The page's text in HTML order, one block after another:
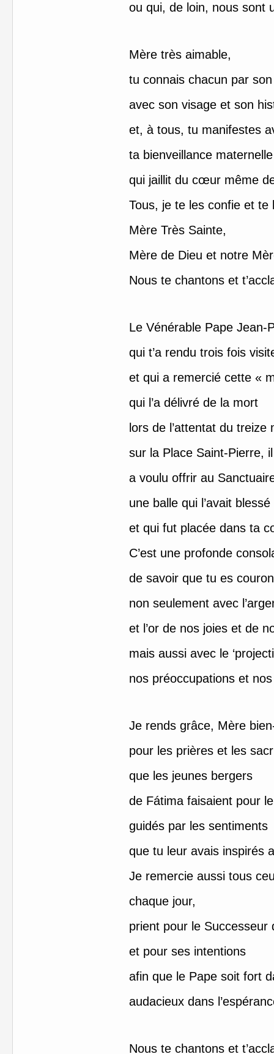
ou qui, de loin, nous sont
Mère très aimable,
tu connais chacun par
avec son visage et son
et, à tous, tu manifestes
ta bienveillance maternelle
qui jaillit du cœur même
Tous, je te les confie et te
Mère Très Sainte,
Mère de Dieu et notre
Nous te chantons et
Le Vénérable Pape Jean-
qui t’a rendu trois fois
et qui a remercié cette «
qui l’a délivré de la mort
lors de l’attentat du treize
sur la Place Saint-Pierre,
a voulu offrir au
une balle qui l’avait
et qui fut placée dans ta
C’est une profonde
de savoir que tu es
non seulement avec
et l’or de nos joies et de
mais aussi avec le
nos préoccupations et
Je rends grâce, Mère
pour les prières et les
que les jeunes bergers
de Fátima faisaient pour
guidés par les sentiments
que tu leur avais inspirés
Je remercie aussi tous
chaque jour,
prient pour le Successeur
et pour ses intentions
afin que le Pape soit fort
audacieux dans
Nous te chantons et